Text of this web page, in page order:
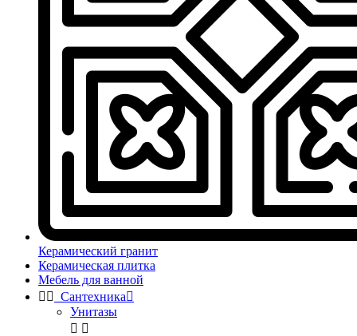
Керамический гранит
Керамическая плитка
Мебель для ванной
  Сантехника
Унитазы
 